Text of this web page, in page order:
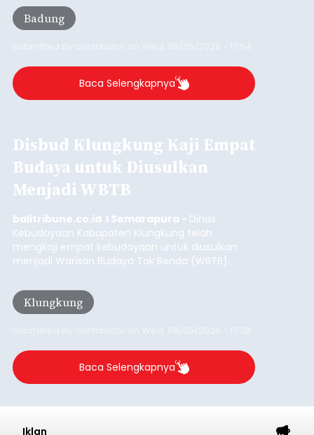
Badung
Baca Selengkapnya
Disbud Klungkung Kaji Empat
Budaya untuk Diusulkan
Menjadi WBTB
balitribune.co.id I Semarapura - Dinas
Kebudayaan Kabupaten Klungkung telah
mengkaji empat kebudayaan untuk diusulkan
menjadi Warisan Budaya Tak Benda (WBTB)
Klungkung
Baca Selengkapnya
Iklan